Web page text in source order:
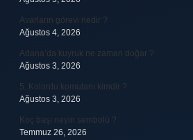
Avarların görevi nedir ?
Ağustos 4, 2026
Adana’da kuyruk ne zaman doğar ?
Ağustos 3, 2026
5. Kolordu komutanı kimdir ?
Ağustos 3, 2026
Koç başı neyin sembolü ?
Temmuz 26, 2026